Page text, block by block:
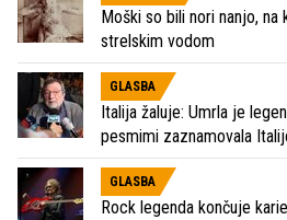
Moški so bili nori nanjo,
strelskim vodom
GLASBA
Italija žaluje: Umrla je
pesmimi zaznamovala
GLASBA
Rock legenda končuje